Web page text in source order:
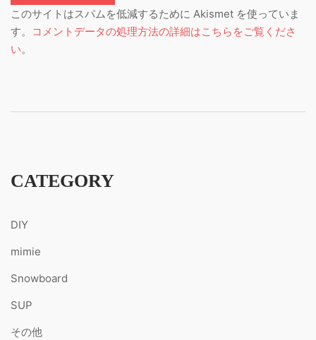
このサイトはスパムを低減するために Akismet を使っていま
す。
コメントデータの処理方法の詳細はこちらをご覧くださ
い。
CATEGORY
DIY
mimie
Snowboard
SUP
その他